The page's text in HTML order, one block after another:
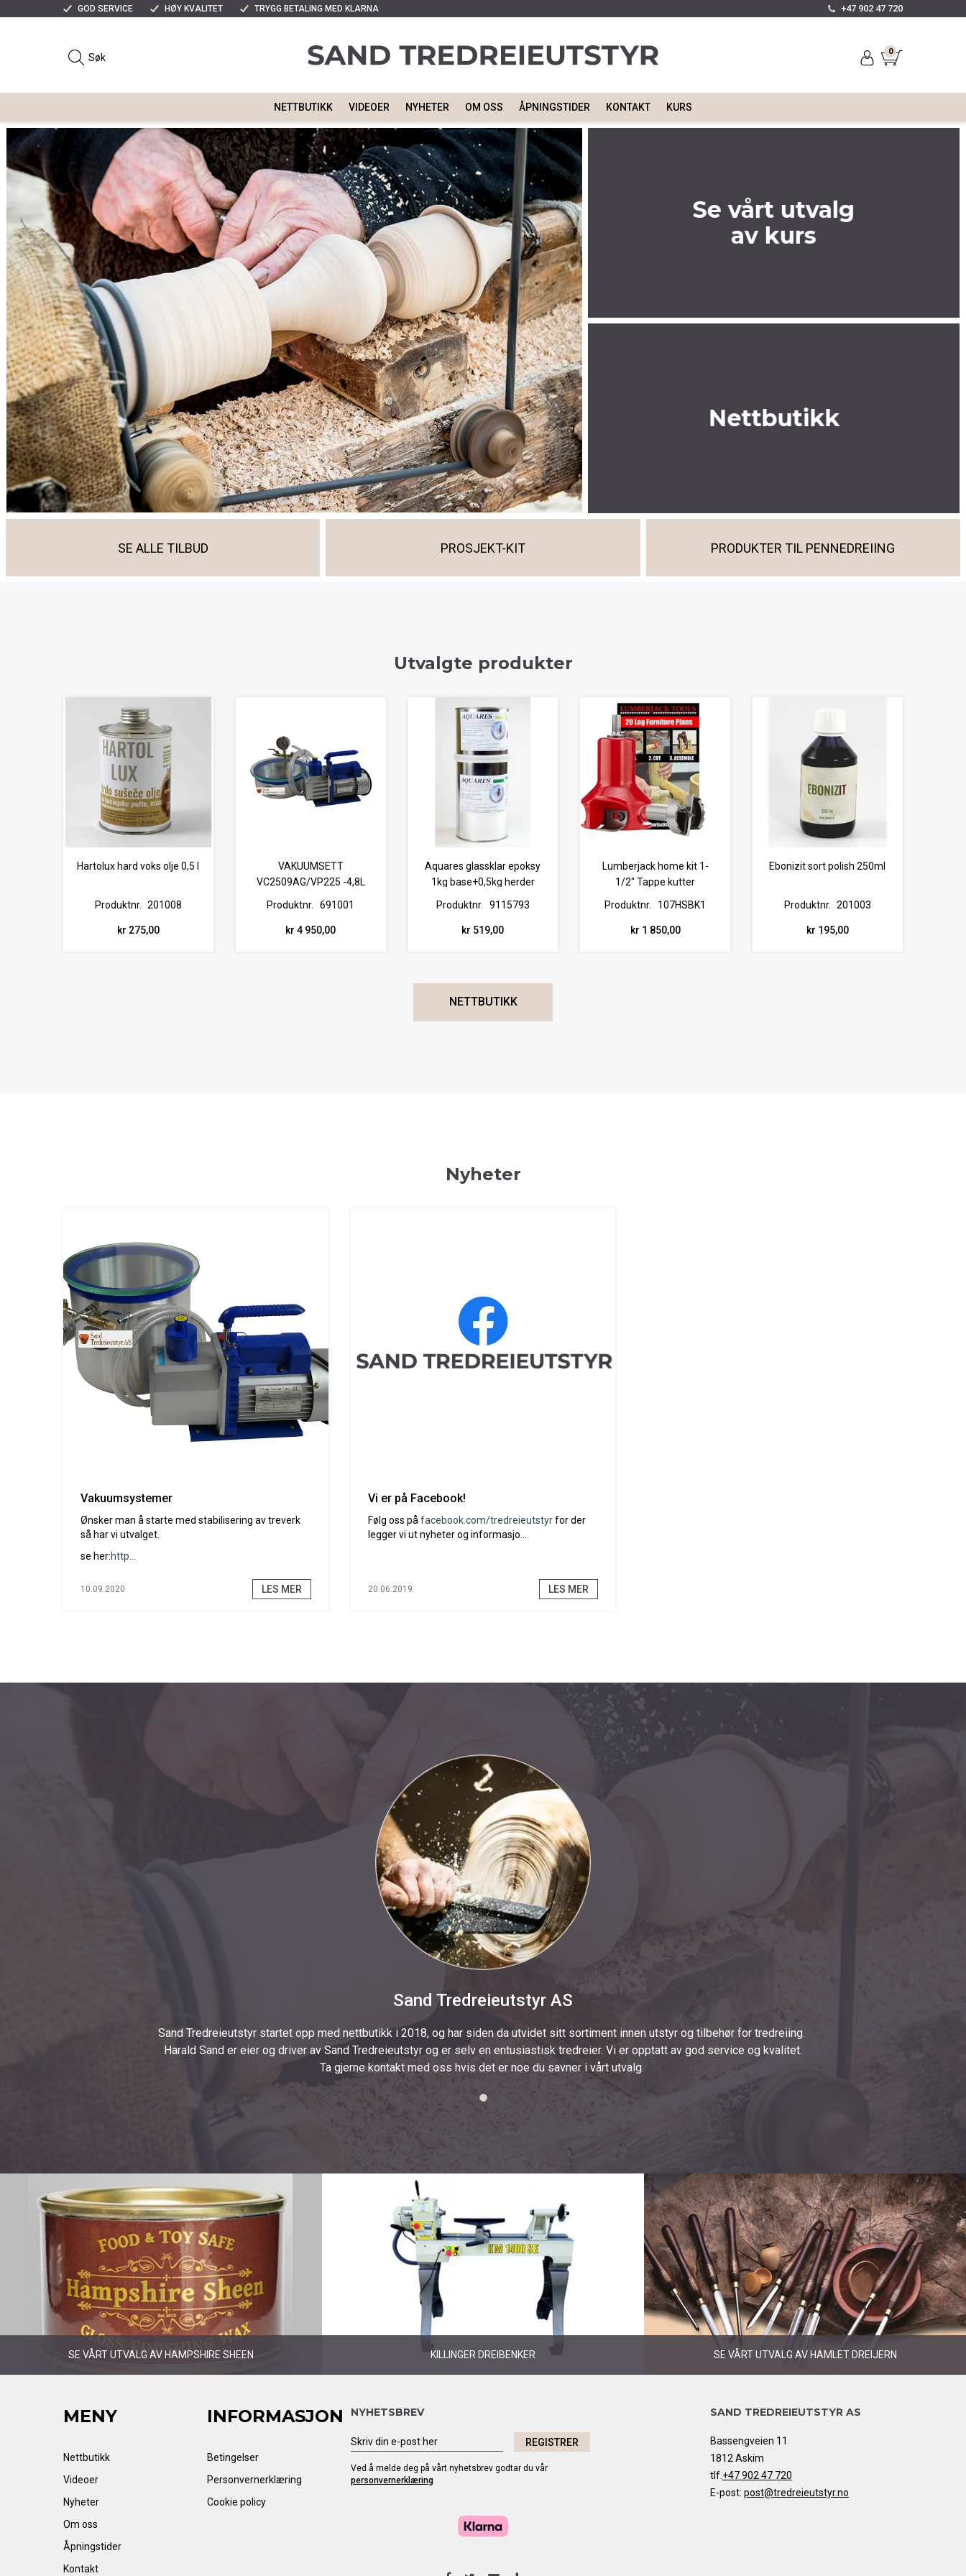
GOD SERVICE HØY KVALITET TRYGG BETALING MED KLARNA +47 902 47 720
0
NETTBUTIKK VIDEOER NYHETER OM OSS ÅPNINGSTIDER KONTAKT KURS
Se vårt utvalg
av kurs
Nettbutikk
SE ALLE TILBUD PROSJEKT-KIT PRODUKTER TIL PENNEDREIING
Utvalgte produkter
Hartolux hard voks olje 0,5 l
Produktnr. 201008
kr 275,00
VAKUUMSETT
VC2509AG/VP225 -4,8L
Produktnr.
691001
kr 4 950,00
Aquares glassklar epoksy
1kg base+0,5kg herder
Produktnr.
9115793
kr 519,00
Lumberjack home kit 1-
1/2" Tappe kutter
Produktnr.
107HSBK1
kr 1 850,00
Ebonizit sort polish 250ml
Produktnr. 201003
kr 195,00
NETTBUTIKK
Nyheter
Vakuumsystemer
Ønsker man å starte med stabilisering av treverk
så har vi utvalget.
se her:http...
10.09.2020 LES MER
Vi er på Facebook!
Følg oss påfacebook.com/tredreieutstyrfor der
legger vi ut nyheter og informasjo...
20.06.2019 LES MER
Sand Tredreieutstyr AS
Sand Tredreieutstyr startet opp med nettbutikk i 2018, og har siden da utvidet sitt sortiment innen utstyr og tilbehør for tredreiing.
Harald Sand er eier og driver av Sand Tredreieutstyr og er selv en entusiastisk tredreier. Vi er opptatt av god service og kvalitet.
Ta gjerne kontakt med oss hvis det er noe du savner i vårt utvalg.
SE VÅRT UTVALG AV HAMPSHIRE SHEEN KILLINGER DREIBENKER SE VÅRT UTVALG AV HAMLET DREIJERN
MENY
Nettbutikk
Videoer
Nyheter
Om oss
Åpningstider
Kontakt
INFORMASJON
Betingelser
Personvernerklæring
Cookie policy
NYHETSBREV
REGISTRER
Ved å melde deg på vårt nyhetsbrev godtar du vår
personvernerklæring
SAND TREDREIEUTSTYR AS
Bassengveien 11
1812 Askim
tlf.+47 902 47 720
E-post: post@tredreieutstyr.no